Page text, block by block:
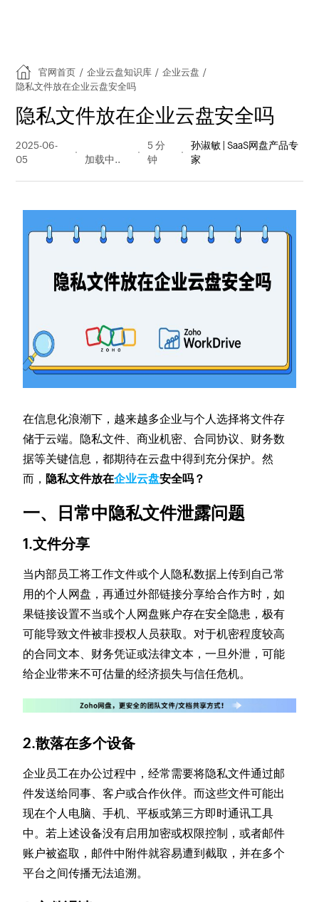
官网首页 / 企业云盘知识库 / 企业云盘 /
隐私文件放在企业云盘安全吗
隐私文件放在企业云盘安全吗
2025-06-
05
量
5 分
钟
孙淑敏 | SaaS网盘产品专
家
在信息化浪潮下，越来越多企业与个人选择将文件存
储于云端。隐私文件、商业机密、合同协议、财务数
据等关键信息，都期待在云盘中得到充分保护。然
而， 隐私文件放在企业云盘安全吗？
一、日常中隐私文件泄露问题
1.文件分享
当内部员工将工作文件或个人隐私数据上传到自己常
用的个人网盘，再通过外部链接分享给合作方时，如
果链接设置不当或个人网盘账户存在安全隐患，极有
可能导致文件被非授权人员获取。对于机密程度较高
的合同文本、财务凭证或法律文本，一旦外泄，可能
给企业带来不可估量的经济损失与信任危机。
2.散落在多个设备
企业员工在办公过程中，经常需要将隐私文件通过邮
件发送给同事、客户或合作伙伴。而这些文件可能出
现在个人电脑、手机、平板或第三方即时通讯工具
中。若上述设备没有启用加密或权限控制，或者邮件
账户被盗取，邮件中附件就容易遭到截取，并在多个
平台之间传播无法追溯。